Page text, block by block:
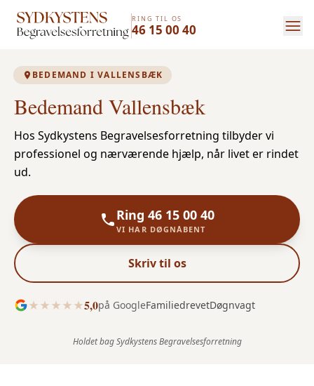
RING TIL OS
46 15 00 40
BEDEMAND I VALLENSBÆK
Bedemand Vallensbæk
Hos Sydkystens Begravelsesforretning tilbyder vi
professionel og nærværende hjælp, når livet er rindet
ud.
Ring 46 15 00 40
VI HAR DØGNÅBENT
Skriv til os
5,0på GoogleFamiliedrevetDøgnvagt
Holdet bag Sydkystens Begravelsesforretning